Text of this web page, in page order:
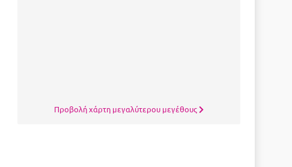
Προβολή χάρτη μεγαλύτερου μεγέθους